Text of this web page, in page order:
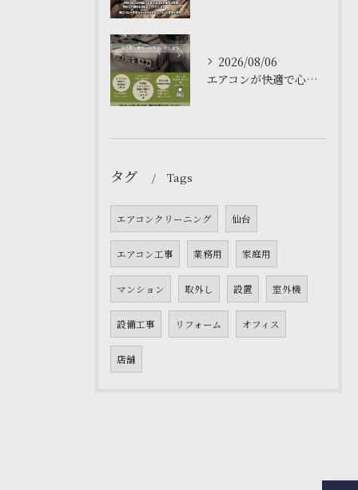
2026/08/06
エアコンが快適で心地よい空間を作ります❄️
タグ Tags
エアコンクリーニング 仙台
エアコン工事 業務用 家庭用
マンション 取外し 設置 室外機
設備工事 リフォーム オフィス
店舗